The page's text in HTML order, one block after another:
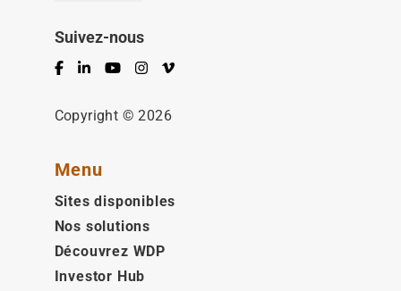
Suivez-nous
Facebook
LinkedInYouTubeInstagram
Vimeo
Copyright © 2026
Menu
Sites disponibles
Nos solutions
Découvrez WDP
Investor Hub